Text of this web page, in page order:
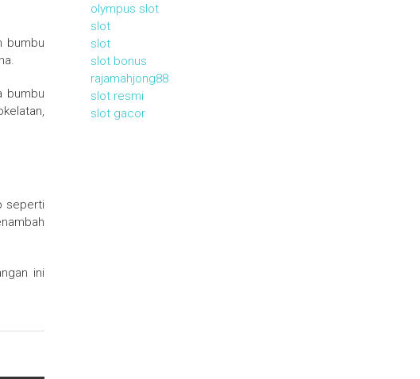
bumbu
bumbu
seperti
ini
olympus slot
slot
slot
slot bonus
rajamahjong88
slot resmi
slot gacor